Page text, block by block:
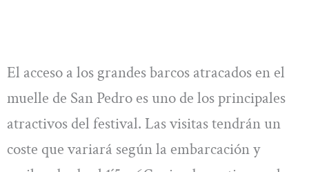
El acceso a los grandes barcos atracados en el
muelle de San Pedro es uno de los principales
atractivos del festival. Las visitas tendrán un
coste que variará según la embarcación y